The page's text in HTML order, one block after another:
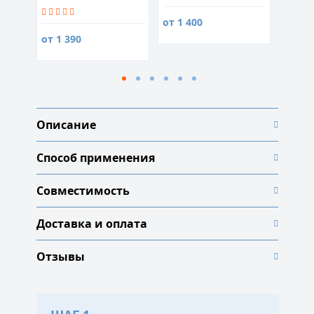
от 1 390
от 1 400
Описание
Способ применения
Совместимость
Доставка и оплата
Отзывы